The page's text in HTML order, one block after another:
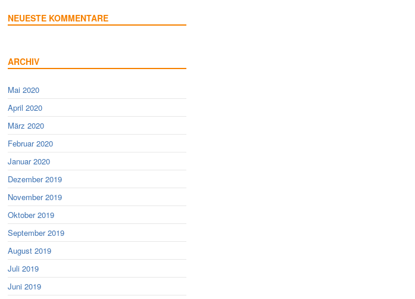
NEUESTE KOMMENTARE
ARCHIV
Mai 2020
April 2020
März 2020
Februar 2020
Januar 2020
Dezember 2019
November 2019
Oktober 2019
September 2019
August 2019
Juli 2019
Juni 2019